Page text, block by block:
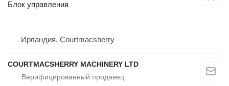
Блок управления
Ирландия, Courtmacsherry
COURTMACSHERRY MACHINERY LTD